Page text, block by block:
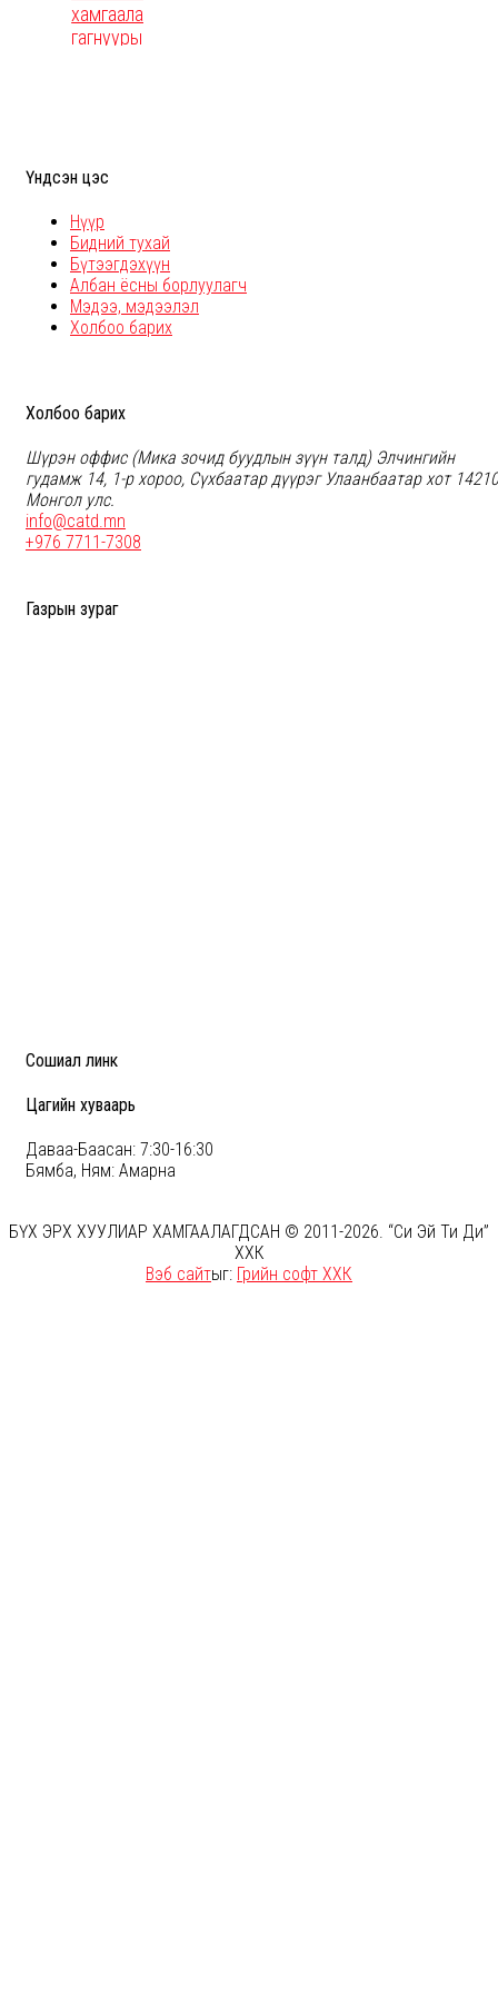
хамгаалалттай
гагнуурын
Air
Үндсэн цэс
Нүүр
Бидний тухай
Бүтээгдэхүүн
Албан ёсны борлуулагч
Мэдээ, мэдээлэл
Холбоо барих
Холбоо барих
Шүрэн оффис (Мика зочид буудлын зүүн талд) Элчингийн
гудамж 14, 1-р хороо, Сүхбаатар дүүрэг Улаанбаатар хот
Монгол улc.
info@catd.mn
+976 7711-7308
Газрын зураг
Сошиал линк
Цагийн хуваарь
Даваа-Баасан: 7:30-16:30
Бямба, Ням: Амарна
БҮХ ЭРХ ХУУЛИАР ХАМГААЛАГДСАН © 2011-2026. “Си Эй Ти Ди”
ХХК
Вэб сайтыг: Грийн софт ХХК